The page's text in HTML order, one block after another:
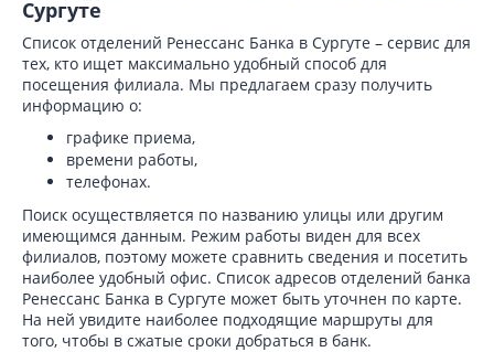
Сургуте
Список отделений Ренессанс Банка в Сургуте – сервис для
тех, кто ищет максимально удобный способ для
посещения филиала. Мы предлагаем сразу получить
информацию о:
графике приема,
времени работы,
телефонах.
Поиск осуществляется по названию улицы или другим
имеющимся данным. Режим работы виден для всех
филиалов, поэтому можете сравнить сведения и посетить
наиболее удобный офис. Список адресов отделений банка
Ренессанс Банка в Сургуте может быть уточнен по карте.
На ней увидите наиболее подходящие маршруты для
того, чтобы в сжатые сроки добраться в банк.